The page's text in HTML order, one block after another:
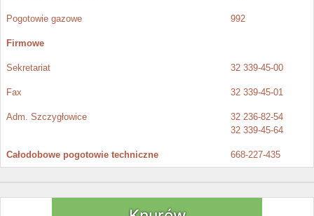
Pogotowie gazowe 992
Firmowe
Sekretariat 32 339-45-00
Fax 32 339-45-01
Adm. Szczygłowice
32 236-82-54
32 339-45-64
Całodobowe pogotowie techniczne 668-227-435